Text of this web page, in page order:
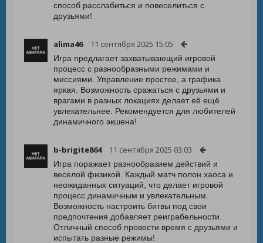
способ расслабиться и повеселиться с
друзьями!
alima46 11 сентября 2025 15:05
Игра предлагает захватывающий игровой
процесс с разнообразными режимами и
миссиями. Управление простое, а графика
яркая. Возможность сражаться с друзьями и
врагами в разных локациях делает её ещё
увлекательнее. Рекомендуется для любителей
динамичного экшена!
b-brigite864 11 сентября 2025 03:03
Игра поражает разнообразием действий и
веселой физикой. Каждый матч полон хаоса и
неожиданных ситуаций, что делает игровой
процесс динамичным и увлекательным.
Возможность настроить битвы под свои
предпочтения добавляет реиграбельности.
Отличный способ провести время с друзьями и
испытать разные режимы!